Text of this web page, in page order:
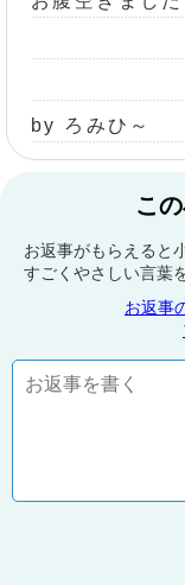
by ろみひ～
こ
お返事がもらえると
すごくやさしい言葉
お返事